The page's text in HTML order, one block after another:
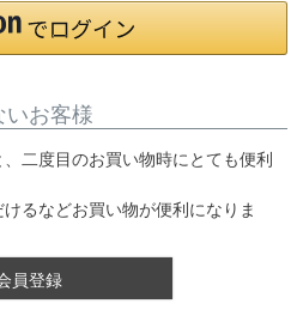
いお客様
二度目のお買い物時にとても便利
るなどお買い物が便利になりま
員登録